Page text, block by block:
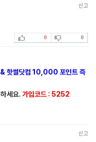
신고
0 0
핫썰닷컴 10,000 포인트 즉
세요. 가입코드 : 5252
신고